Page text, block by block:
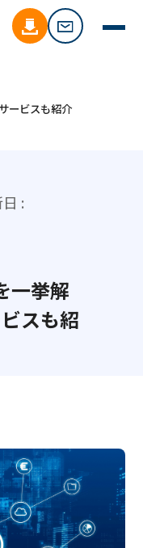
ービスも紹介
:
一挙解
スも紹